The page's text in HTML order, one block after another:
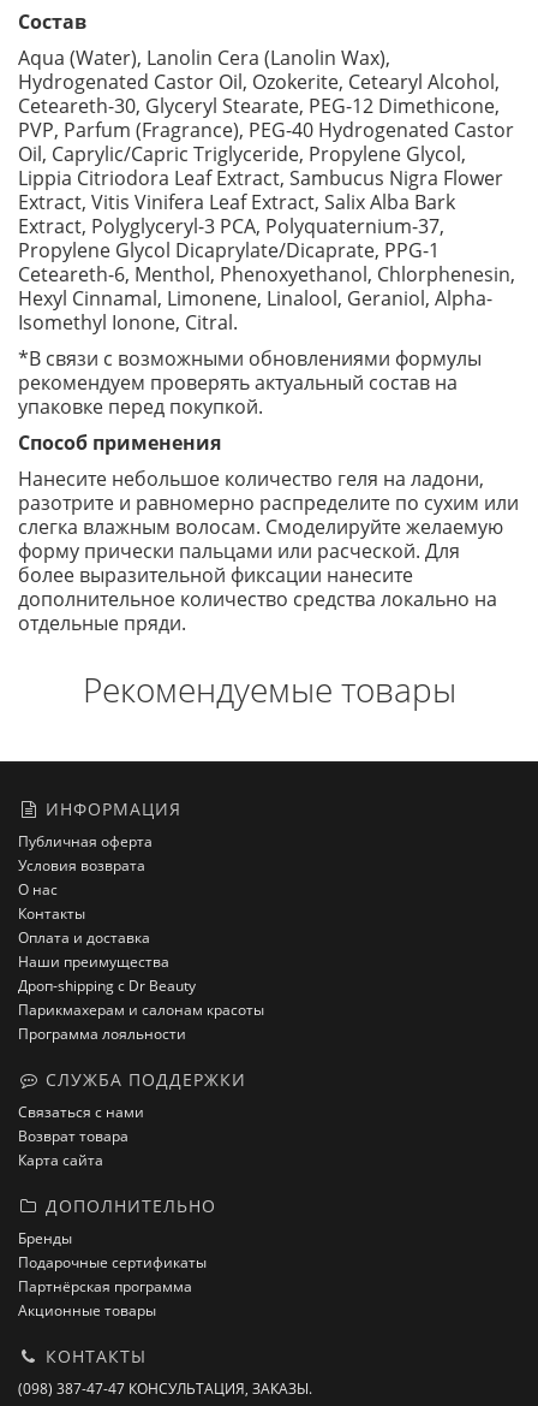
Состав
Aqua (Water), Lanolin Cera (Lanolin Wax),
Hydrogenated Castor Oil, Ozokerite, Cetearyl Alcohol,
Ceteareth-30, Glyceryl Stearate, PEG-12 Dimethicone,
PVP, Parfum (Fragrance), PEG-40 Hydrogenated Castor
Oil, Caprylic/Capric Triglyceride, Propylene Glycol,
Lippia Citriodora Leaf Extract, Sambucus Nigra Flower
Extract, Vitis Vinifera Leaf Extract, Salix Alba Bark
Extract, Polyglyceryl-3 PCA, Polyquaternium-37,
Propylene Glycol Dicaprylate/Dicaprate, PPG-1
Ceteareth-6, Menthol, Phenoxyethanol, Chlorphenesin,
Hexyl Cinnamal, Limonene, Linalool, Geraniol, Alpha-
Isomethyl Ionone, Citral.
*В связи с возможными обновлениями формулы
рекомендуем проверять актуальный состав на
упаковке перед покупкой.
Способ применения
Нанесите небольшое количество геля на ладони,
разотрите и равномерно распределите по сухим или
слегка влажным волосам. Смоделируйте желаемую
форму прически пальцами или расческой. Для
более выразительной фиксации нанесите
дополнительное количество средства локально на
отдельные пряди.
Рекомендуемые товары
ИНФОРМАЦИЯ
Публичная оферта
Условия возврата
О нас
Контакты
Оплата и доставка
Наши преимущества
Дроп-shipping с Dr Beauty
Парикмахерам и салонам красоты
Программа лояльности
СЛУЖБА ПОДДЕРЖКИ
Связаться с нами
Возврат товара
Карта сайта
ДОПОЛНИТЕЛЬНО
Бренды
Подарочные сертификаты
Партнёрская программа
Акционные товары
КОНТАКТЫ
(098) 387-47-47 КОНСУЛЬТАЦИЯ, ЗАКАЗЫ.